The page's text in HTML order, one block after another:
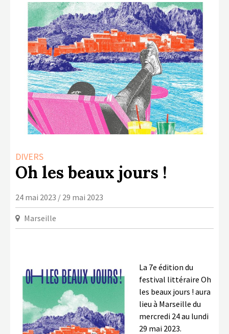
FAIRE UNE DEMANDE D’AIDE
MODÈLE D’ACCORD DE
PRESTATION
AUTEUR/PORTEUR DE
PROJET
LA COPIE PRIVÉE
NUMÉRIQUE
LA CULTURE AVEC LA COPIE
PRIVÉE
CONTACTS
DIVERS
Oh les beaux jours !
24 mai 2023 / 29 mai 2023
Marseille
La 7e édition du
festival littéraire Oh
les beaux jours ! aura
lieu à Marseille du
mercredi 24 au lundi
29 mai 2023.